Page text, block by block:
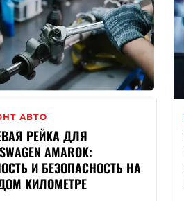
АВТО
РЕЙКА ДЛЯ
AMAROK:
И БЕЗОПАСНОСТЬ НА
КИЛОМЕТРЕ